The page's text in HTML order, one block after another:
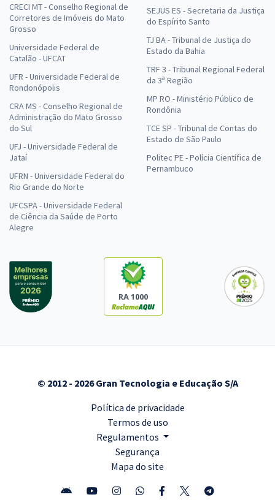
CRECI MT - Conselho Regional de
Corretores de Imóveis do Mato
Grosso
Universidade Federal de
Catalão - UFCAT
UFR - Universidade Federal de
Rondonópolis
CRA MS - Conselho Regional de
Administração do Mato Grosso
do Sul
UFJ - Universidade Federal de
Jataí
UFRN - Universidade Federal do
Rio Grande do Norte
UFCSPA - Universidade Federal
de Ciência da Saúde de Porto
Alegre
SEJUS ES - Secretaria da Justiça
do Espírito Santo
TJ BA - Tribunal de Justiça do
Estado da Bahia
TRF 3 - Tribunal Regional Federal
da 3ª Região
MP RO - Ministério Público de
Rondônia
TCE SP - Tribunal de Contas do
Estado de São Paulo
Politec PE - Polícia Científica de
Pernambuco
RA 1000
© 2012 - 2026 Gran Tecnologia e Educação S/A
Política de privacidade
Termos de uso
Regulamentos
Segurança
Mapa do site